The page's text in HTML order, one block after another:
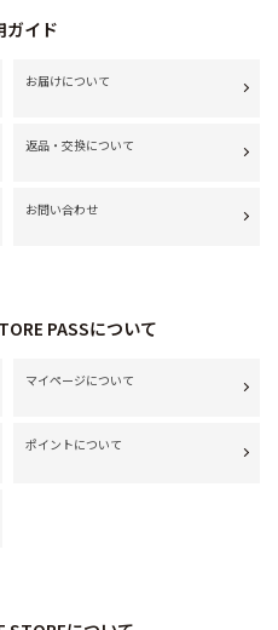
ガイド
お届けについて
返品・交換について
お問い合わせ
PASSについて
マイページについて
ポイントについて